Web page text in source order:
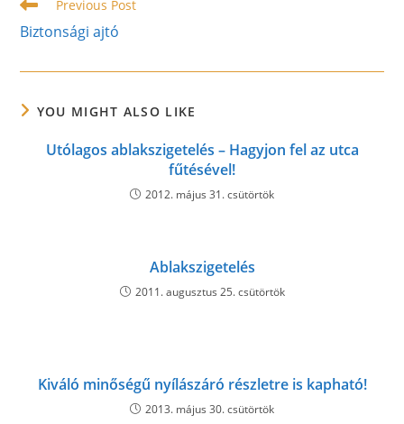
Read
articles
Previous Post
Biztonsági ajtó
YOU MIGHT ALSO LIKE
Utólagos ablakszigetelés – Hagyjon fel az utca
fűtésével!
2012. május 31. csütörtök
Ablakszigetelés
2011. augusztus 25. csütörtök
Kiváló minőségű nyílászáró részletre is kapható!
2013. május 30. csütörtök